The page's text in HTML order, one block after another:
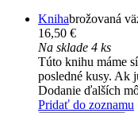
Knihabrožovaná
16,50 €
Na sklade 4 ks
Túto knihu máme
posledné kusy. Ak
Dodanie ďalších
Pridať do zoznamu